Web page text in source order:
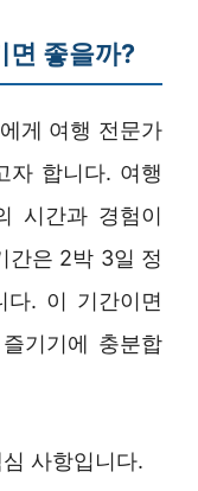
면 좋을까?
게 여행 전문가
자 합니다. 여행
시간과 경험이
간은 2박 3일 정
다. 이 기간이면
기기에 충분합
사항입니다.